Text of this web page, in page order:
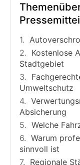
Kostenlose
Stadtgebiet
Umweltschutz
Absicherung
Welche
Warum
sinnvoll ist
Regionale